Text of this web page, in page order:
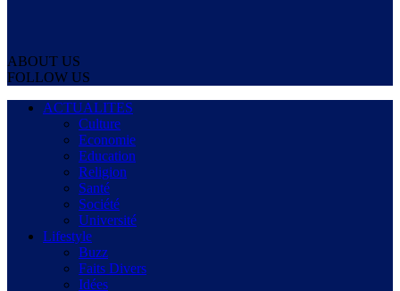
ABOUT US
FOLLOW US
ACTUALITES
Culture
Economie
Education
Religion
Santé
Société
Université
Lifestyle
Buzz
Faits Divers
Idées